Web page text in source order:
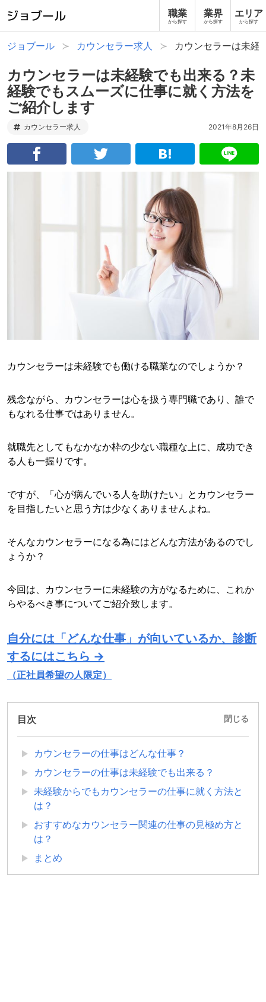
職業
から探す
業界
から探す
エリア
から探す
ジョブール カウンセラー求人 カウンセラーは未経
カウンセラーは未経験でも出来る？未
経験でもスムーズに仕事に就く方法を
ご紹介します
カウンセラー求人 2021年8月26日
カウンセラーは未経験でも働ける職業なのでしょうか？
残念ながら、カウンセラーは心を扱う専門職であり、誰で
もなれる仕事ではありません。
就職先としてもなかなか枠の少ない職種な上に、成功でき
る人も一握りです。
ですが、「心が病んでいる人を助けたい」とカウンセラー
を目指したいと思う方は少なくありませんよね。
そんなカウンセラーになる為にはどんな方法があるのでし
ょうか？
今回は、カウンセラーに未経験の方がなるために、これか
らやるべき事についてご紹介致します。
自分には「どんな仕事」が向いているか、診断
するにはこちら →
（正社員希望の人限定）
目次 閉じる
カウンセラーの仕事はどんな仕事？
カウンセラーの仕事は未経験でも出来る？
未経験からでもカウンセラーの仕事に就く方法と
は？
おすすめなカウンセラー関連の仕事の見極め方と
は？
まとめ